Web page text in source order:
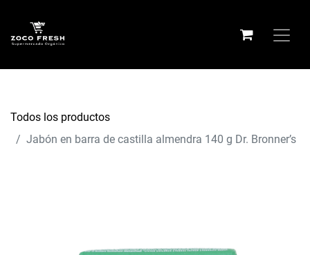
Todos los productos
Jabón en barra de castilla almendra 140 g Dr. Bronner’s